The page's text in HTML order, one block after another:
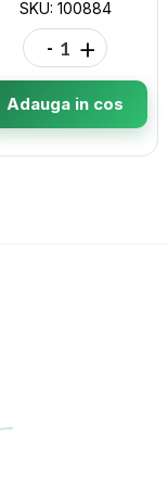
SKU: 100884
- +
Adauga in cos